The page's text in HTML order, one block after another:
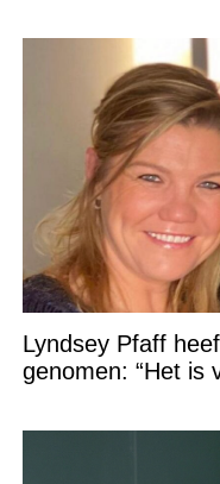
Lyndsey Pfaff
genomen: “Het is